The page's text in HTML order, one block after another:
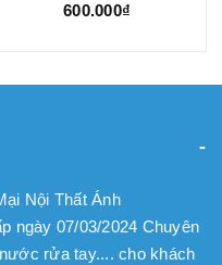
600.000₫
Nội Thất Ánh
ngày 07/03/2024 Chuyên
rửa tay.... cho khách